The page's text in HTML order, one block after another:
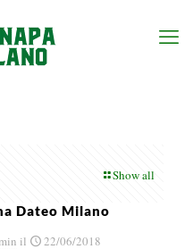
Show all
Dateo Milano
il 22/06/2018